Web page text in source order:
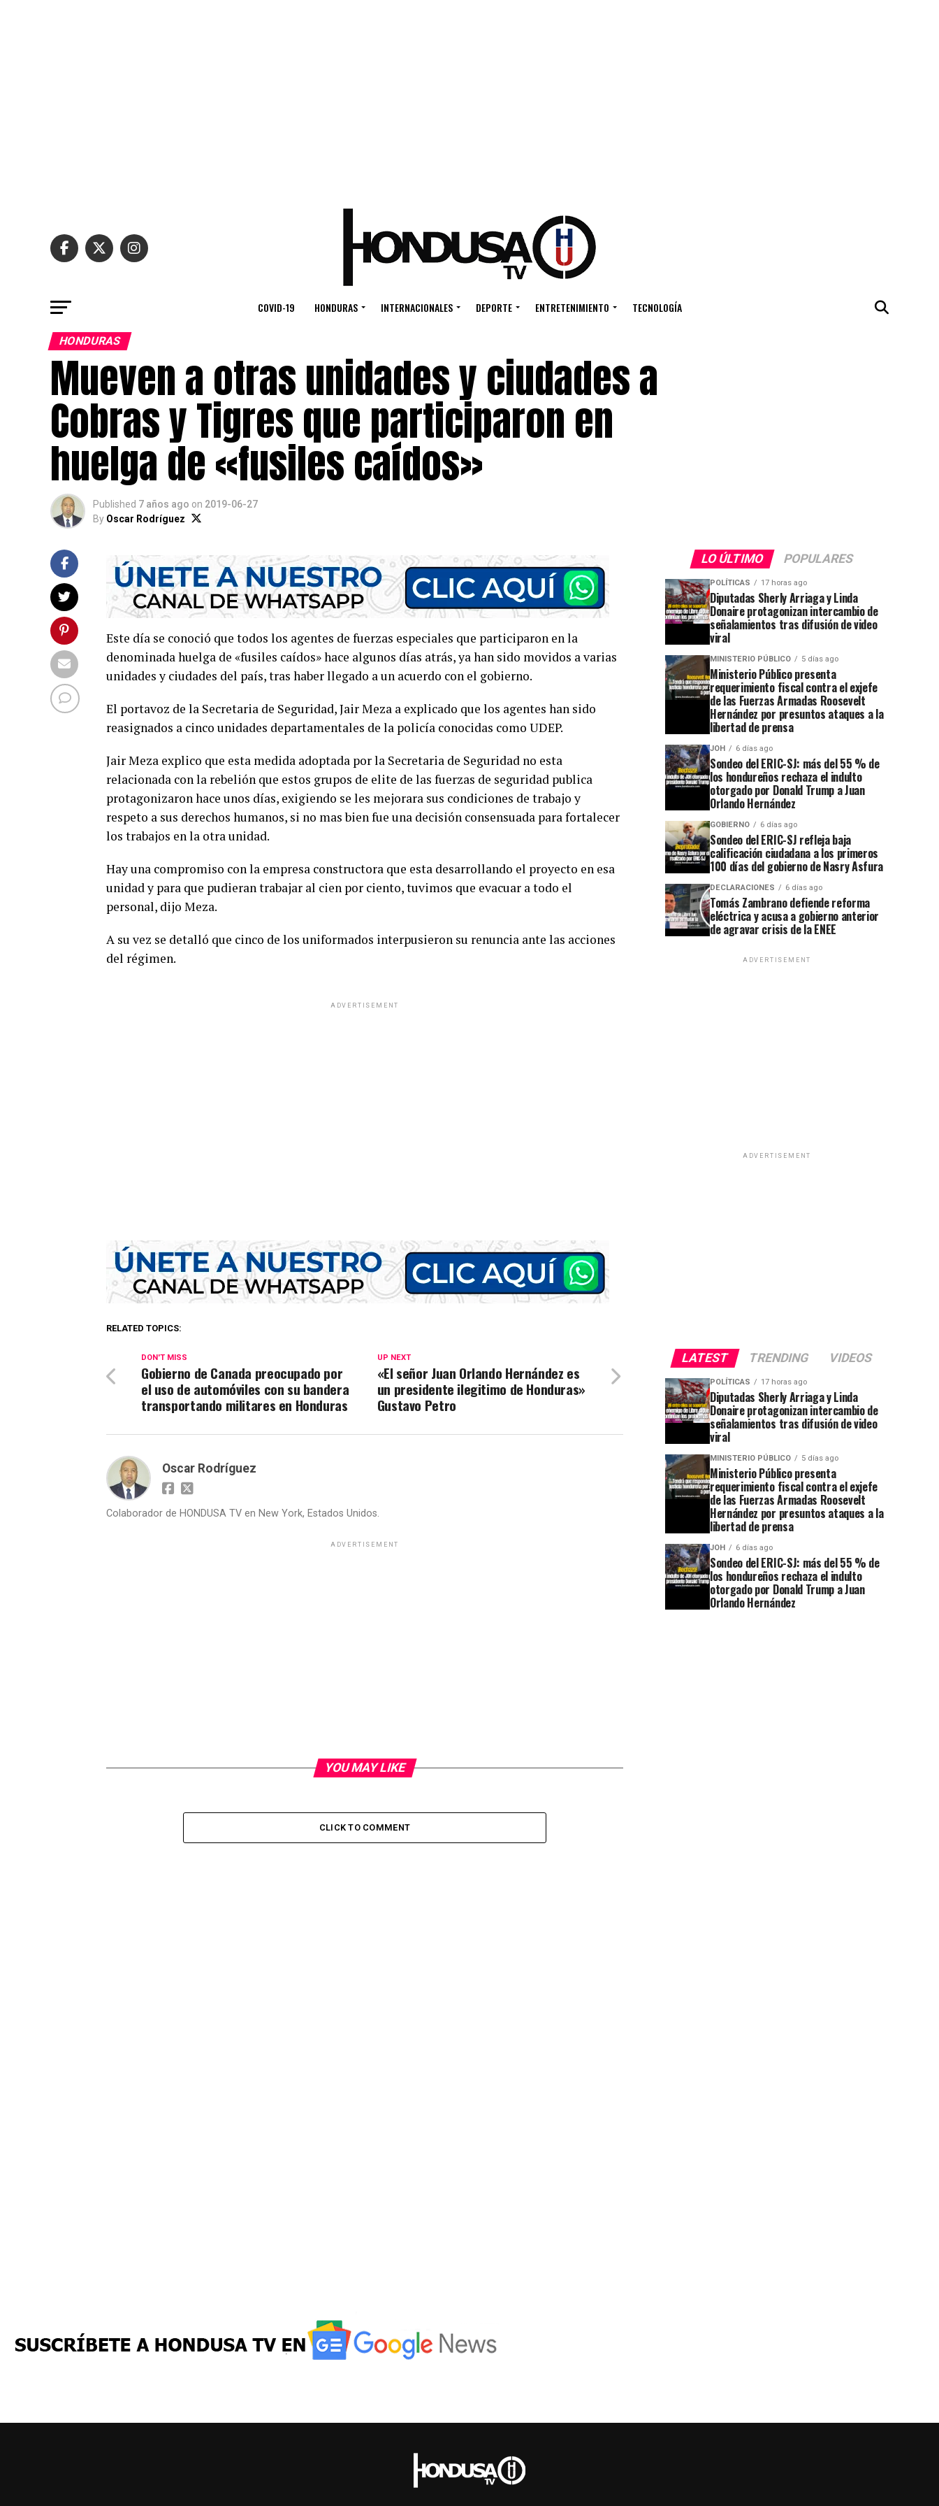
COVID-19 HONDURAS INTERNACIONALES DEPORTE ENTRETENIMIENTO TECNOLOGÍA
HONDURAS
Mueven a otras unidades y ciudades a
Cobras y Tigres que participaron en
huelga de «fusiles caídos»
Published 7 años ago on 2019-06-27
By Oscar Rodríguez
Este día se conoció que todos los agentes de fuerzas especiales que participaron en la
denominada huelga de «fusiles caídos» hace algunos días atrás, ya han sido movidos a varias
unidades y ciudades del país, tras haber llegado a un acuerdo con el gobierno.
El portavoz de la Secretaria de Seguridad, Jair Meza a explicado que los agentes han sido
reasignados a cinco unidades departamentales de la policía conocidas como UDEP.
Jair Meza explico que esta medida adoptada por la Secretaria de Seguridad no esta
relacionada con la rebelión que estos grupos de elite de las fuerzas de seguridad publica
protagonizaron hace unos días, exigiendo se les mejorara sus condiciones de trabajo y
respeto a sus derechos humanos, si no mas bien fue una decisión consensuada para fortalecer
los trabajos en la otra unidad.
Hay una compromiso con la empresa constructora que esta desarrollando el proyecto en esa
unidad y para que pudieran trabajar al cien por ciento, tuvimos que evacuar a todo el
personal, dijo Meza.
A su vez se detalló que cinco de los uniformados interpusieron su renuncia ante las acciones
del régimen.
ADVERTISEMENT
RELATED TOPICS:
UP NEXT
«El señor Juan Orlando Hernández es
un presidente ilegitimo de Honduras»
Gustavo Petro
DON'T MISS
Gobierno de Canada preocupado por
el uso de automóviles con su bandera
transportando militares en Honduras
Oscar Rodríguez
Colaborador de HONDUSA TV en New York, Estados Unidos.
ADVERTISEMENT
YOU MAY LIKE
CLICK TO COMMENT
LO ÚLTIMO POPULARES
POLÍTICAS 17 horas ago
Diputadas Sherly Arriaga y Linda
Donaire protagonizan intercambio de
señalamientos tras difusión de video
viral
MINISTERIO PÚBLICO 5 días ago
Ministerio Público presenta
requerimiento fiscal contra el exjefe
de las Fuerzas Armadas Roosevelt
Hernández por presuntos ataques a la
libertad de prensa
JOH 6 días ago
Sondeo del ERIC-SJ: más del 55 % de
los hondureños rechaza el indulto
otorgado por Donald Trump a Juan
Orlando Hernández
GOBIERNO 6 días ago
Sondeo del ERIC-SJ refleja baja
calificación ciudadana a los primeros
100 días del gobierno de Nasry Asfura
DECLARACIONES 6 días ago
Tomás Zambrano defiende reforma
eléctrica y acusa a gobierno anterior
de agravar crisis de la ENEE
ADVERTISEMENT
ADVERTISEMENT
LATEST TRENDING VIDEOS
POLÍTICAS 17 horas ago
Diputadas Sherly Arriaga y Linda
Donaire protagonizan intercambio de
señalamientos tras difusión de video
viral
MINISTERIO PÚBLICO 5 días ago
Ministerio Público presenta
requerimiento fiscal contra el exjefe
de las Fuerzas Armadas Roosevelt
Hernández por presuntos ataques a la
libertad de prensa
JOH 6 días ago
Sondeo del ERIC-SJ: más del 55 % de
los hondureños rechaza el indulto
otorgado por Donald Trump a Juan
Orlando Hernández